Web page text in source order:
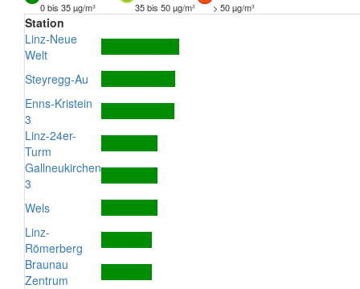
0 bis 35 µg/m³
35 bis 50 µg/m³ > 50 µg/m³
Station
Linz-Neue
Welt
Steyregg-Au
Enns-Kristein
3
Linz-24er-
Turm
Gallneukirchen
3
Wels
Linz-
Römerberg
Braunau
Zentrum